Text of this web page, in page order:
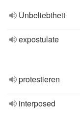
Unbeliebtheit
expostulate
protestieren
interposed